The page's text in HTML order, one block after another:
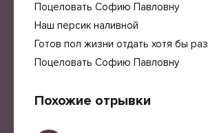
Поцеловать Софию Павловну
Наш персик наливной
Готов пол жизни отдать хотя бы раз
Поцеловать Софию Павловну
Похожие отрывки